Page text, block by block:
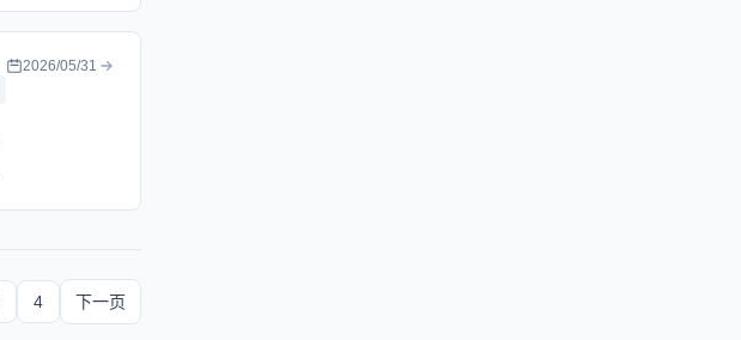
2026/05/31
4 下一页